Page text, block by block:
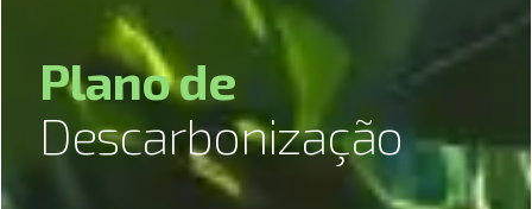
Planode
Descarbonização